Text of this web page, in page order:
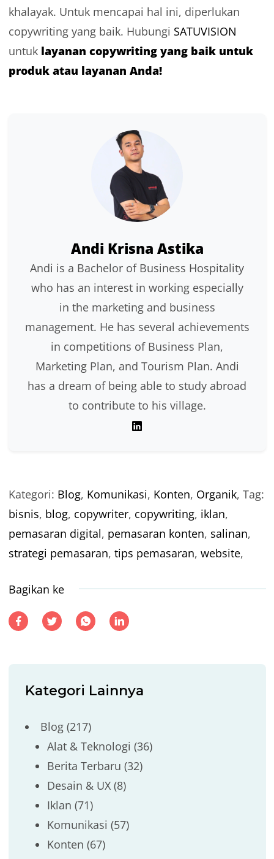
khalayak. Untuk mencapai hal ini, diperlukan
copywriting yang baik. Hubungi SATUVISION
untuk layanan copywriting yang baik untuk
produk atau layanan Anda!
Andi Krisna Astika
Andi is a Bachelor of Business Hospitality
who has an interest in working especially
in the marketing and business
management. He has several achievements
in competitions of Business Plan,
Marketing Plan, and Tourism Plan. Andi
has a dream of being able to study abroad
to contribute to his village.
Kategori: Blog, Komunikasi, Konten, Organik, Tag:
bisnis, blog, copywriter, copywriting, iklan,
pemasaran digital, pemasaran konten, salinan,
strategi pemasaran, tips pemasaran, website,
Bagikan ke
Kategori Lainnya
Blog(217)
Alat & Teknologi (36)
Berita Terbaru (32)
Desain & UX(8)
Iklan (71)
Komunikasi (57)
Konten (67)